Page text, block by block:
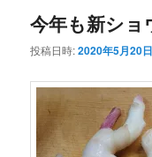
今年も新ショ
投稿日時:2020年5月20日